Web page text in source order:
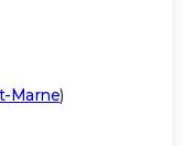
Marne)